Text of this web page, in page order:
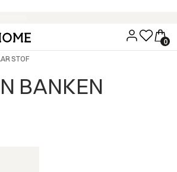
STOF
BANKEN